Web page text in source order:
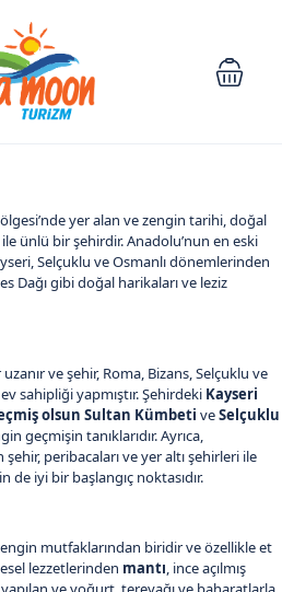
yer alan ve zengin tarihi, doğal
ünlü bir şehirdir. Anadolu’nun en eski
Selçuklu ve Osmanlı dönemlerinden
Dağı gibi doğal harikaları ve leziz
ve şehir, Roma, Bizans, Selçuklu ve
sahipliği yapmıştır. Şehirdeki Kayseri
olsun Sultan Kümbeti veSelçuklu
geçmişin tanıklarıdır. Ayrıca,
şehir, peribacaları ve yer altı şehirleri ile
iyi bir başlangıç noktasıdır.
mutfaklarından biridir ve özellikle et
lezzetlerinden mantı, ince açılmış